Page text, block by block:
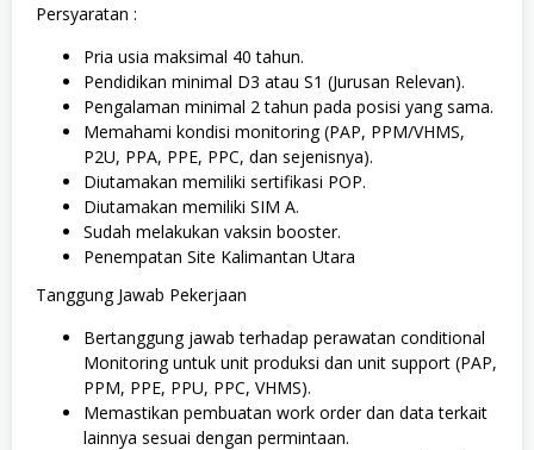
Persyaratan :
Pria usia maksimal 40 tahun.
Pendidikan minimal D3 atau S1 (Jurusan Relevan).
Pengalaman minimal 2 tahun pada posisi yang sama.
Memahami kondisi monitoring (PAP, PPM/VHMS,
P2U, PPA, PPE, PPC, dan sejenisnya).
Diutamakan memiliki sertifikasi POP.
Diutamakan memiliki SIM A.
Sudah melakukan vaksin booster.
Penempatan Site Kalimantan Utara
Tanggung Jawab Pekerjaan
Bertanggung jawab terhadap perawatan conditional
Monitoring untuk unit produksi dan unit support (PAP,
PPM, PPE, PPU, PPC, VHMS).
Memastikan pembuatan work order dan data terkait
lainnya sesuai dengan permintaan.